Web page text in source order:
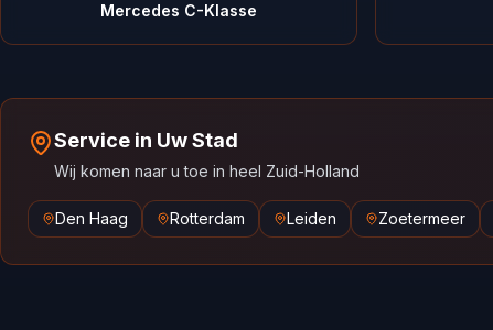
Mercedes C-Klasse
Service in Uw Stad
Wij komen naar u toe in heel Zuid-Holland
Den Haag Rotterdam Leiden Zoetermeer